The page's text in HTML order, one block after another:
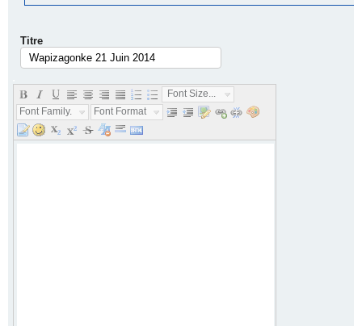
Titre
Font Size...
Font Family...
Font Format...